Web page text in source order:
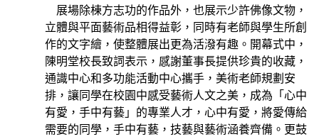
展場除棟方志功的作品外，也展示少許佛像文物，
立體與平面藝術品相得益彰，同時有老師與學生所創
作的文字繪，使整體展出更為活潑有趣。 開幕式中，
陳明堂校長致詞表示，感謝董事長提供珍貴的收藏，
通識中心和多功能活動中心攜手，美術老師規劃安
排，讓同學在校園中感受藝術人文之美，成為「心中
有愛，手中有藝」的專業人才，心中有愛，將愛傳給
需要的同學，手中有藝，技藝與藝術涵養齊備。更鼓